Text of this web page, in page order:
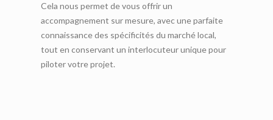
Cela nous permet de vous offrir un
accompagnement sur mesure, avec une parfaite
connaissance des spécificités du marché local,
tout en conservant un interlocuteur unique pour
piloter votre projet.